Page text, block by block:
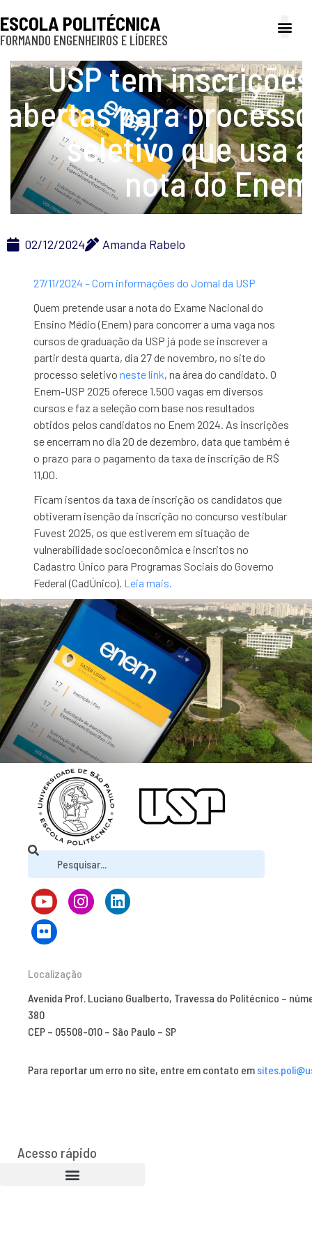
ESCOLA POLITÉCNICA
FORMANDO ENGENHEIROS E LÍDERES
USP tem inscrições
abertas para processo
seletivo que usa a
nota do Enem
02/12/2024 Amanda Rabelo
27/11/2024 – Com informações do Jornal da USP
Quem pretende usar a nota do Exame Nacional do
Ensino Médio (Enem) para concorrer a uma vaga nos
cursos de graduação da USP já pode se inscrever a
partir desta quarta, dia 27 de novembro, no site do
processo seletivoneste link, na área do candidato. O
Enem-USP 2025 oferece 1.500 vagas em diversos
cursos e faz a seleção com base nos resultados
obtidos pelos candidatos no Enem 2024. As inscrições
se encerram no dia 20 de dezembro, data que também é
o prazo para o pagamento da taxa de inscrição de R$
11,00.
Ficam isentos da taxa de inscrição os candidatos que
obtiveram isenção da inscrição no concurso vestibular
Fuvest 2025, os que estiverem em situação de
vulnerabilidade socioeconômica e inscritos no
Cadastro Único para Programas Sociais do Governo
Federal (CadÚnico). Leia mais.
Localização
Avenida Prof. Luciano Gualberto, Travessa do Politécnico –
380
CEP – 05508-010 – São Paulo – SP
Para reportar um erro no site, entre em contato em
Acesso rápido